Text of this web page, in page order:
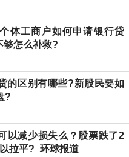
体工商户如何申请银行贷
够怎么补救?
的区别有哪些?新股民要如
?
以减少损失么？股票跌了2
拉平?_环球报道